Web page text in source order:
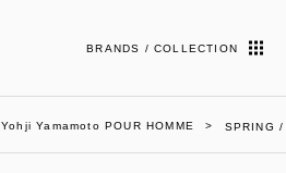
BRANDS / COLLECTION
Yohji Yamamoto POUR HOMME SPRING